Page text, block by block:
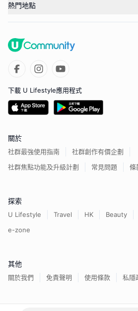
熱門地點
下載 U Lifestyle應用程式
關於
社群最強使用指南
社群創作有價企劃
社群焦點功能及升級計劃
常見問題 條
探索
U Lifestyle Travel HK Beauty
e-zone
其他
關於我們 免責聲明 使用條款 私隱